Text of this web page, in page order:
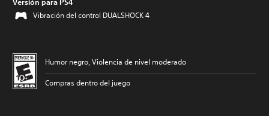
Vibración del control DUALSHOCK 4
Humor negro, Violencia de nivel moderado
Compras dentro del juego